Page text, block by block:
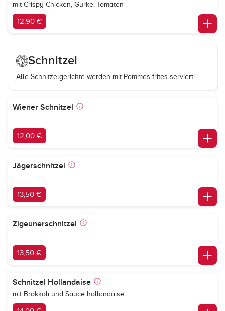
mit Crispy Chicken, Gurke, Tomaten
12,90 €
Schnitzel
Alle Schnitzelgerichte werden mit Pommes frites serviert.
Wiener Schnitzel
12,00 €
Jägerschnitzel
13,50 €
Zigeunerschnitzel
13,50 €
Schnitzel Hollandaise
mit Brokkoli und Sauce hollandaise